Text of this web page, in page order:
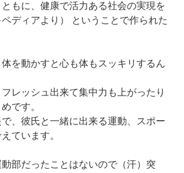
もに、健康で活力ある社会の実現を
ディアより） ということで作られた
を動かすと心も体もスッキリするん
レッシュ出来て集中力も上がったり
です。
、彼氏と一緒に出来る運動、スポー
ています。
部だったことはないので（汗）突